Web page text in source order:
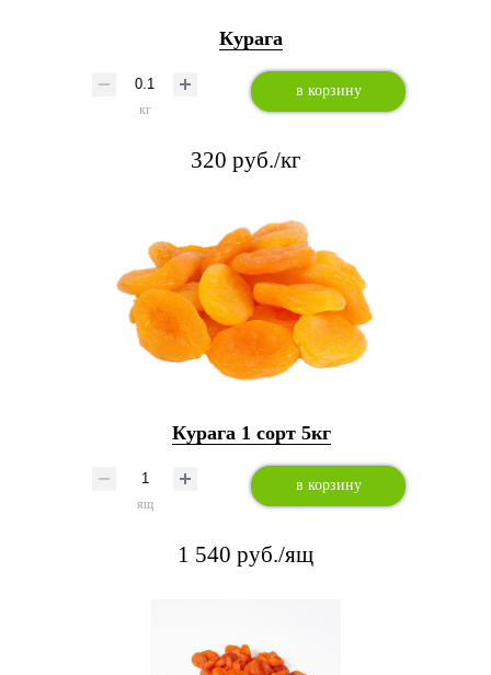
Курага
кг
в корзину
320 руб./кг
Курага 1 сорт 5кг
ящ
в корзину
1 540 руб./ящ